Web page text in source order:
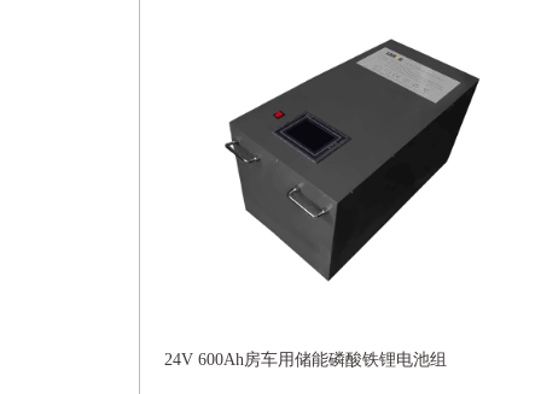
24V 600Ah房车用储能磷酸铁锂电池组